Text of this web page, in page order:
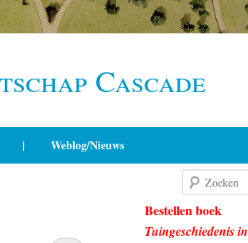
Cascade
| Weblog/Nieuws
Bestellen boek
Tuingeschiedenis in